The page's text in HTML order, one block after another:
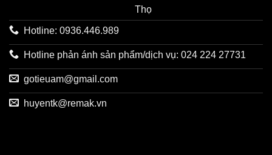
Thọ
Hotline: 0936.446.989
Hotline phản ánh sản phẩm/dịch vụ: 024 224 27731
gotieuam@gmail.com
huyentk@remak.vn